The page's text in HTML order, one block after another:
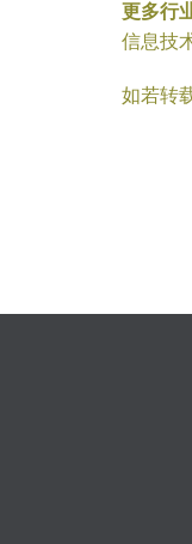
更多行
信息技
如若转